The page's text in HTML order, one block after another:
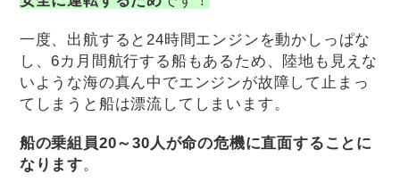
一度、出航すると24時間エンジンを動かしっぱな
し、6カ月間航行する船もあるため、 陸地も見えな
いような海の真ん中でエンジンが故障して止まっ
てしまうと船は漂流してしまいます。
船の乗組員20～30人が命の危機に直面することに
なります。